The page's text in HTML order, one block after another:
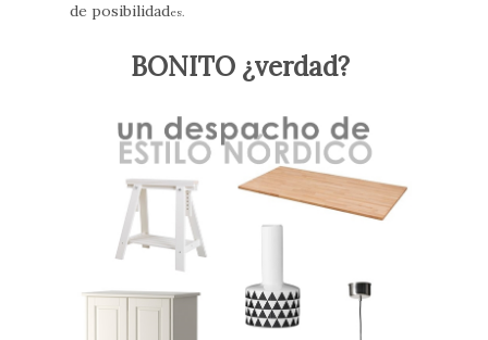
de posibilidades.
BONITO ¿verdad?